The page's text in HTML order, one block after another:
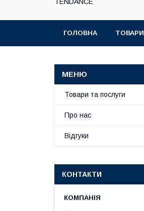
TENDANCE
ГОЛОВНА ТОВАРИ
Товари та послуги
Про нас
Відгуки
КОНТАКТИ